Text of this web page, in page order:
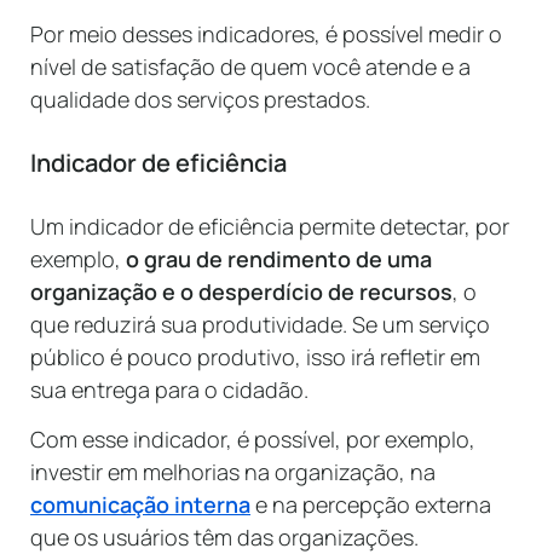
Por meio desses indicadores, é possível medir o
nível de satisfação de quem você atende e a
qualidade dos serviços prestados.
Indicador de eficiência
Um indicador de eficiência permite detectar, por
exemplo, o grau de rendimento de uma
organização e o desperdício de recursos, o
que reduzirá sua produtividade. Se um serviço
público é pouco produtivo, isso irá refletir em
sua entrega para o cidadão.
Com esse indicador, é possível, por exemplo,
investir em melhorias na organização, na
comunicação internae na percepção externa
que os usuários têm das organizações.